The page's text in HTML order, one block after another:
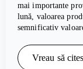
mai importante
lună, valoarea
semnificativ
Vreau să